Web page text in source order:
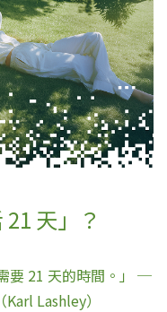
天」？
要 21 天的時間。」 ─
Lashley）